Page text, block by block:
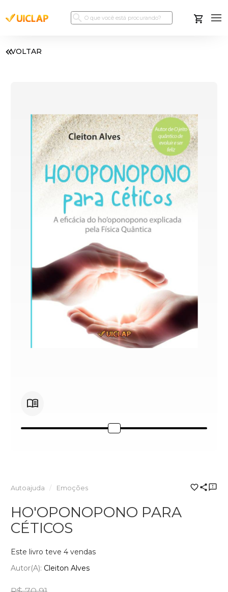
VOLTAR
Autoajuda Emoções
HO'OPONOPONO PARA
CÉTICOS
Este livro teve 4 vendas
Autor(a): Cleiton Alves